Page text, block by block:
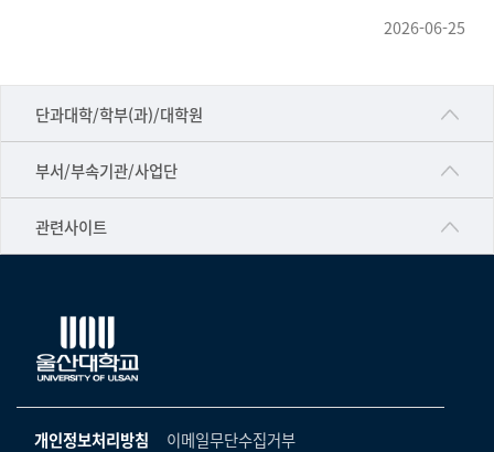
2026-06-25
단과대학/학부(과)/대학원
■인문대학
▷국어국문학부
▷일본어·일본학과
▷프랑스어·프랑스학과
▷스페인·중남미학과
▷철학·상담학과
부서/부속기관/사업단
공동기기센터
공학교육혁신센터
국제교류처
기초과학연구소
관련사이트
건강가정지원센터
교수협의회
노동조합
생명윤리위원회
온라인 기술거래 플랫폼
개인정보처리방침 이메일무단수집거부